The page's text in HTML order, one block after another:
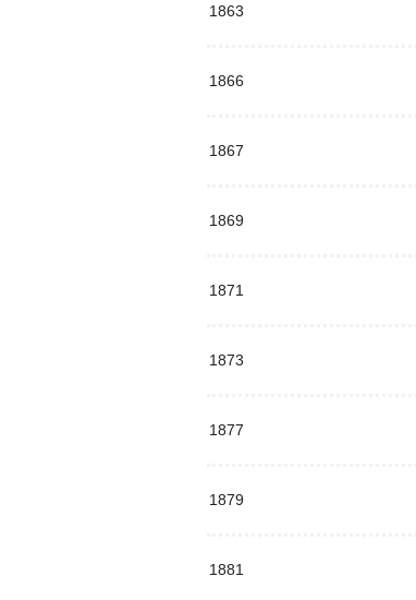
1863
1866
1867
1869
1871
1873
1877
1879
1881